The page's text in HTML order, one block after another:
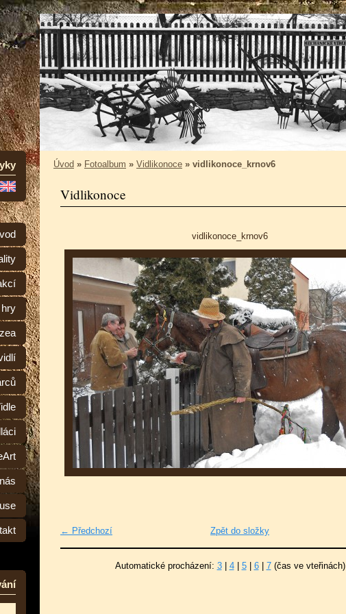
Úvod » Fotoalbum » Vidlikonoce » vidlikonoce_krnov6
Vidlikonoce
vidlikonoce_krnov6
← Předchozí Zpět do složky
Automatické procházení: 3| 4| 5| 6| 7(čas ve vteřinách)